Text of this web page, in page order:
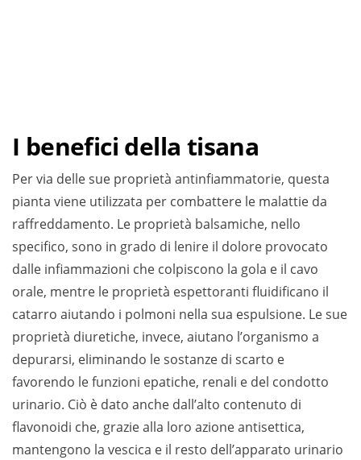
I benefici della tisana
Per via delle sue proprietà antinfiammatorie, questa
pianta viene utilizzata per combattere le malattie da
raffreddamento. Le proprietà balsamiche, nello
specifico, sono in grado di lenire il dolore provocato
dalle infiammazioni che colpiscono la gola e il cavo
orale, mentre le proprietà espettoranti fluidificano il
catarro aiutando i polmoni nella sua espulsione. Le sue
proprietà diuretiche, invece, aiutano l’organismo a
depurarsi, eliminando le sostanze di scarto e
favorendo le funzioni epatiche, renali e del condotto
urinario. Ciò è dato anche dall’alto contenuto di
flavonoidi che, grazie alla loro azione antisettica,
mantengono la vescica e il resto dell’apparato urinario